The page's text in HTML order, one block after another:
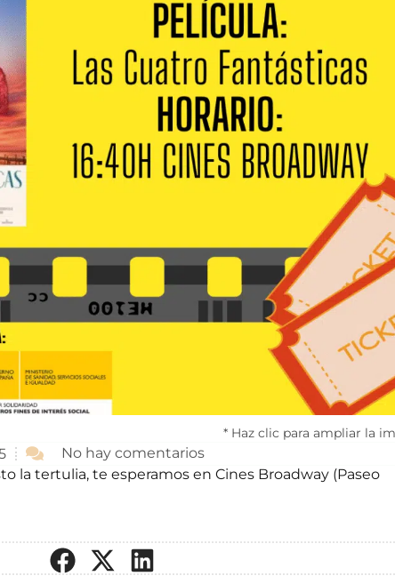
* Haz clic para ampliar la
No hay comentarios
la tertulia, te esperamos en Cines Broadway (Paseo